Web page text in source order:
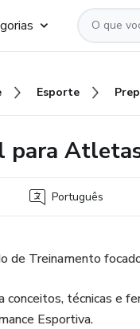
Esporte
para
Português
de Treinamento
conceitos, técnicas e
Esportiva.